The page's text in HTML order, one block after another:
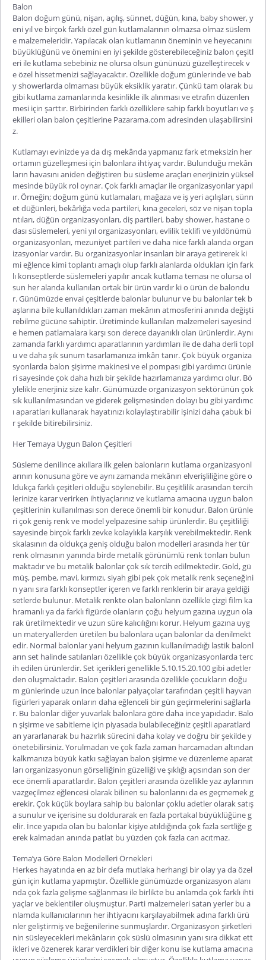
Balon
Balon doğum günü, nişan, açılış, sünnet, düğün, kına, baby shower, y
eni yıl ve birçok farklı özel gün kutlamalarının olmazsa olmaz süslem
e malzemeleridir. Yapılacak olan kutlamanın öneminin ve heyecanını
büyüklüğünü ve önemini en iyi şekilde gösterebileceğiniz balon çeşitl
eri ile kutlama sebebiniz ne olursa olsun gününüzü güzelleştirecek v
e özel hissetmenizi sağlayacaktır. Özellikle doğum günlerinde ve bab
y showerlarda olmaması büyük eksiklik yaratır. Çünkü tam olarak bu
gibi kutlama zamanlarında kesinlikle ilk alınması ve etrafın düzenlen
mesi için şarttır. Birbirinden farklı özelliklere sahip farklı boyutları ve ş
ekilleri olan balon çeşitlerine Pazarama.com adresinden ulaşabilirsini
z.
Kutlamayı evinizde ya da dış mekânda yapmanız fark etmeksizin her
ortamın güzelleşmesi için balonlara ihtiyaç vardır. Bulunduğu mekân
ların havasını aniden değiştiren bu süsleme araçları enerjinizin yüksel
mesinde büyük rol oynar. Çok farklı amaçlar ile organizasyonlar yapıl
ır. Örneğin; doğum günü kutlamaları, mağaza ve iş yeri açılışları, sünn
et düğünleri, bekârlığa veda partileri, kına geceleri, söz ve nişan topla
ntıları, düğün organizasyonları, diş partileri, baby shower, hastane o
dası süslemeleri, yeni yıl organizasyonları, evlilik teklifi ve yıldönümü
organizasyonları, mezuniyet partileri ve daha nice farklı alanda organ
izasyonlar vardır. Bu organizasyonlar insanları bir araya getirerek ki
mi eğlence kimi toplantı amaçlı olup farklı alanlarda oldukları için fark
lı konseptlerde süslemeleri yapılır ancak kutlama teması ne olursa ol
sun her alanda kullanılan ortak bir ürün vardır ki o ürün de balondu
r. Günümüzde envai çeşitlerde balonlar bulunur ve bu balonlar tek b
aşlarına bile kullanıldıkları zaman mekânın atmosferini anında değişti
rebilme gücüne sahiptir. Üretiminde kullanılan malzemeleri sayesind
e hemen patlamalara karşı son derece dayanıklı olan ürünlerdir. Aynı
zamanda farklı yardımcı aparatlarının yardımları ile de daha derli topl
u ve daha şık sunum tasarlamanıza imkân tanır. Çok büyük organiza
syonlarda balon şişirme makinesi ve el pompası gibi yardımcı ürünle
ri sayesinde çok daha hızlı bir şekilde hazırlamanıza yardımcı olur. Bö
ylelikle enerjiniz size kalır. Günümüzde organizasyon sektörünün çok
sık kullanılmasından ve giderek gelişmesinden dolayı bu gibi yardımc
ı aparatları kullanarak hayatınızı kolaylaştırabilir işinizi daha çabuk bi
r şekilde bitirebilirsiniz.
Her Temaya Uygun Balon Çeşitleri
Süsleme denilince akıllara ilk gelen balonların kutlama organizasyonl
arının konusuna göre ve aynı zamanda mekânın elverişliliğine göre o
ldukça farklı çeşitleri olduğu söylenebilir. Bu çeşitlilik arasından tercih
lerinize karar verirken ihtiyaçlarınız ve kutlama amacına uygun balon
çeşitlerinin kullanılması son derece önemli bir konudur. Balon ürünle
ri çok geniş renk ve model yelpazesine sahip ürünlerdir. Bu çeşitliliği
sayesinde birçok farklı zevke kolaylıkla karşılık verebilmektedir. Renk
skalasının da oldukça geniş olduğu balon modelleri arasında her tür
renk olmasının yanında birde metalik görünümlü renk tonları bulun
maktadır ve bu metalik balonlar çok sık tercih edilmektedir. Gold, gü
müş, pembe, mavi, kırmızı, siyah gibi pek çok metalik renk seçeneğini
n yanı sıra farklı konseptler içeren ve farklı renklerin bir araya geldiği
setlerde bulunur. Metalik renkte olan balonların özellikle çizgi film ka
hramanlı ya da farklı figürde olanların çoğu helyum gazına uygun ola
rak üretilmektedir ve uzun süre kalıcılığını korur. Helyum gazına uyg
un materyallerden üretilen bu balonlara uçan balonlar da denilmekt
edir. Normal balonlar yani helyum gazının kullanılmadığı lastik balonl
arın set halinde satılanları özellikle çok büyük organizasyonlarda terc
ih edilen ürünlerdir. Set içerikleri genellikle 5.10.15.20.100 gibi adetler
den oluşmaktadır. Balon çeşitleriarasında özellikle çocukların doğu
m günlerinde uzun ince balonlar palyaçolar tarafından çeşitli hayvan
figürleri yaparak onların daha eğlenceli bir gün geçirmelerini sağlarla
r. Bu balonlar diğer yuvarlak balonlara göre daha ince yapıdadır. Balo
n şişirme ve sabitleme için piyasada bulabileceğiniz çeşitli aparatlard
an yararlanarak bu hazırlık sürecini daha kolay ve doğru bir şekilde y
önetebilirsiniz. Yorulmadan ve çok fazla zaman harcamadan altından
kalkmanıza büyük katkı sağlayan balon şişirme ve düzenleme aparat
ları organizasyonun görselliğinin güzelliği ve şıklığı açısından son der
ece önemli aparatlardır. Balon çeşitleriarasında özellikle yaz aylarının
vazgeçilmez eğlencesi olarak bilinen su balonlarını da es geçmemek g
erekir. Çok küçük boylara sahip bu balonlar çoklu adetler olarak satış
a sunulur ve içerisine su doldurarak en fazla portakal büyüklüğüne g
elir. İnce yapıda olan bu balonlar kişiye atıldığında çok fazla sertliğe g
erek kalmadan anında patlat bu yüzden çok fazla can acıtmaz.
Tema’ya Göre Balon Modelleri Örnekleri
Herkes hayatında en az bir defa mutlaka herhangi bir olay ya da özel
gün için kutlama yapmıştır. Özellikle günümüzde organizasyon alanı
nda çok fazla gelişme sağlanması ile birlikte bu anlamda çok farklı ihti
yaçlar ve beklentiler oluşmuştur. Parti malzemeleri satan yerler bu a
nlamda kullanıcılarının her ihtiyacını karşılayabilmek adına farklı ürü
nler geliştirmiş ve beğenilerine sunmuşlardır. Organizasyon şirketleri
nin süsleyecekleri mekânların çok süslü olmasının yanı sıra dikkat ett
ikleri ve özenerek karar verdikleri bir diğer konu ise kutlama amacına